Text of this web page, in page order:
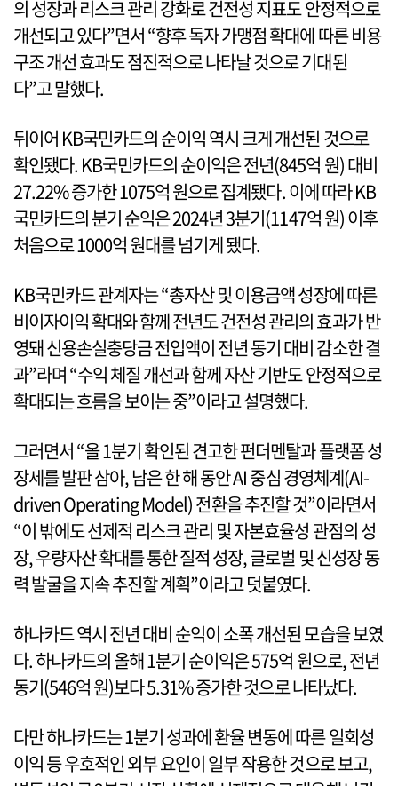
의 성장과 리스크 관리 강화로 건전성 지표도 안정적으로
개선되고 있다”면서 “향후 독자 가맹점 확대에 따른 비용
구조 개선 효과도 점진적으로 나타날 것으로 기대된
다”고 말했다.
뒤이어 KB국민카드의 순이익 역시 크게 개선된 것으로
확인됐다. KB국민카드의 순이익은 전년(845억 원) 대비
27.22% 증가한 1075억 원으로 집계됐다. 이에 따라 KB
국민카드의 분기 순익은 2024년 3분기(1147억 원) 이후
처음으로 1000억 원대를 넘기게 됐다.
KB국민카드 관계자는 “총자산 및 이용금액 성장에 따른
비이자이익 확대와 함께 전년도 건전성 관리의 효과가 반
영돼 신용손실충당금 전입액이 전년 동기 대비 감소한 결
과”라며 “수익 체질 개선과 함께 자산 기반도 안정적으로
확대되는 흐름을 보이는 중”이라고 설명했다.
그러면서 “올 1분기 확인된 견고한 펀더멘탈과 플랫폼 성
장세를 발판 삼아, 남은 한 해 동안 AI 중심 경영체계(AI-
driven Operating Model) 전환을 추진할 것”이라면서
“이 밖에도 선제적 리스크 관리 및 자본효율성 관점의 성
장, 우량자산 확대를 통한 질적 성장, 글로벌 및 신성장 동
력 발굴을 지속 추진할 계획”이라고 덧붙였다.
하나카드 역시 전년 대비 순익이 소폭 개선된 모습을 보였
다. 하나카드의 올해 1분기 순이익은 575억 원으로, 전년
동기(546억 원)보다 5.31% 증가한 것으로 나타났다.
다만 하나카드는 1분기 성과에 환율 변동에 따른 일회성
이익 등 우호적인 외부 요인이 일부 작용한 것으로 보고,